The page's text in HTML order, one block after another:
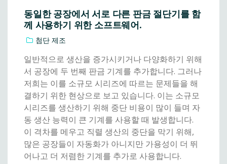
동일한 공장에서 서로 다른 판금 절단기를 함
께 사용하기 위한 소프트웨어.
첨단 제조
일반적으로 생산을 증가시키거나 다양화하기 위해
서 공장에 두 번째 판금 기계를 추가합니다. 그러나
저희는 이를 소규모 시리즈에 따르는 문제들을 해
결하기 위한 현상으로 보고 있습니다. 이는 소규모
시리즈를 생산하기 위해 중단 비용이 많이 들며 자
동 생산 능력이 큰 기계를 사용할 때 발생합니다.
이 격차를 메우고 직렬 생산의 중단을 막기 위해,
많은 공장들이 자동화가 아니지만 가용성이 더 뛰
어나고 더 저렴한 기계를 추가로 사용합니다.